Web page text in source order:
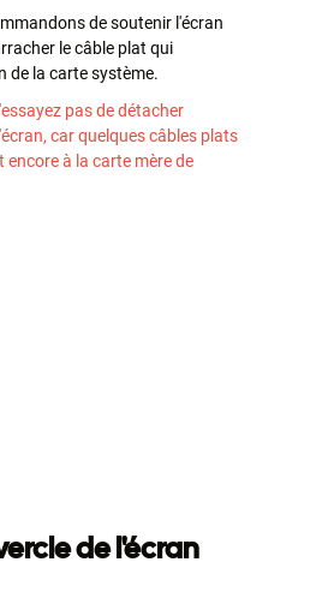
de soutenir l'écran
le câble plat qui
de la carte système.
pas de détacher
car quelques câbles plats
encore à la carte mère de
de l'écran